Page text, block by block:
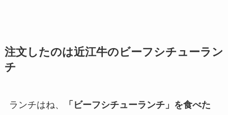
注文したのは近江牛のビーフシチューラン
チ
ランチはね、
「ビーフシチューランチ」を食べた